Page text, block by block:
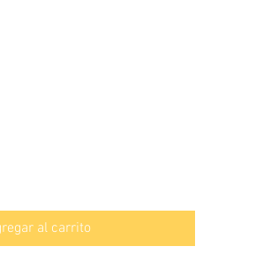
al carrito